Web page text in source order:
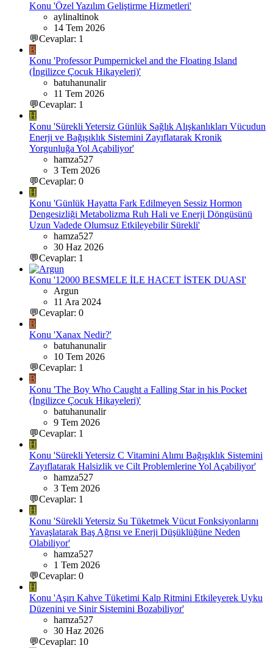
Konu 'Özel Yazılım Geliştirme Hizmetleri'
aylinaltinok
14 Tem 2026
💬Cevaplar: 1
B
Konu 'Professor Pumpernickel and the Floating Island
(İngilizce Çocuk Hikayeleri)'
batuhanunalir
11 Tem 2026
💬Cevaplar: 1
H
Konu 'Sürekli Yetersiz Günlük Sağlık Alışkanlıkları Vücudun
Enerji ve Bağışıklık Sistemini Zayıflatarak Kronik
Yorgunluğa Yol Açabiliyor'
hamza527
3 Tem 2026
💬Cevaplar: 0
H
Konu 'Günlük Hayatta Fark Edilmeyen Sessiz Hormon
Dengesizliği Metabolizma Ruh Hali ve Enerji Döngüsünü
Uzun Vadede Olumsuz Etkileyebilir Sürekli'
hamza527
30 Haz 2026
💬Cevaplar: 1
Konu '12000 BESMELE İLE HACET İSTEK DUASI'
Argun
11 Ara 2024
💬Cevaplar: 0
B
Konu 'Xanax Nedir?'
batuhanunalir
10 Tem 2026
💬Cevaplar: 1
B
Konu 'The Boy Who Caught a Falling Star in his Pocket
(İngilizce Çocuk Hikayeleri)'
batuhanunalir
9 Tem 2026
💬Cevaplar: 1
H
Konu 'Sürekli Yetersiz C Vitamini Alımı Bağışıklık Sistemini
Zayıflatarak Halsizlik ve Cilt Problemlerine Yol Açabiliyor'
hamza527
3 Tem 2026
💬Cevaplar: 1
H
Konu 'Sürekli Yetersiz Su Tüketmek Vücut Fonksiyonlarını
Yavaşlatarak Baş Ağrısı ve Enerji Düşüklüğüne Neden
Olabiliyor'
hamza527
1 Tem 2026
💬Cevaplar: 0
H
Konu 'Aşırı Kahve Tüketimi Kalp Ritmini Etkileyerek Uyku
Düzenini ve Sinir Sistemini Bozabiliyor'
hamza527
30 Haz 2026
💬Cevaplar: 10